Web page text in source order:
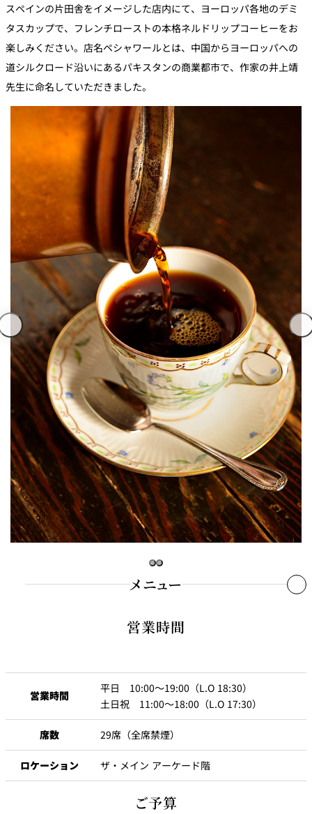
レス
トラ
ン＆
バー
リブルーム
石心亭＜
SEKISHIN-TEI＞
清泉亭＜
SEISEN-TEI＞ もみじ亭
日本料理
千羽鶴＜ KATO'S DINING 麺処
なだ万本店 山
茶花荘＜
SAZANKA-SO 天婦羅 ほり川
久兵衛（ザ・
メイン）＜
久兵衛（ガー
デンタワー）
＜KYUBEY＞
つきじ鈴富＜
ふみぜん
カフェ・ラウンジ
SATSUKI
ガーデンラウ
ンジ トムCAT ペシャワール
カフェ ラ ミル ミルクホール
TULLY'S
COFFEE
プールサイド
ダイニング
OUTRIGGER
バー
バー カプリ
タワー・カフ
ェ SKY BAR
KATO'S DINING
& BAR
トレーダーヴ
ィックス 東京
ボートハウス
バー
RANSEN はな
れ
ルームサービス
ルームサービ
ス
スペインの片田舎をイメージした店内にて、ヨーロッパ各地のデミ
タスカップで、フレンチローストの本格ネルドリップコーヒーをお
楽しみください。店名ペシャワールとは、中国からヨーロッパへの
道シルクロード沿いにあるパキスタンの商業都市で、作家の井上靖
先生に命名していただきました。
メニュー
営業時間
営業時間
平日 10:00～19:00（L.O 18:30）
土日祝 11:00～18:00（L.O 17:30）
席数 29席（全席禁煙）
ロケーション ザ・メイン アーケード階
ご予算